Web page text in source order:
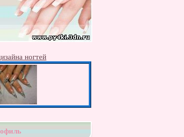
ногтей